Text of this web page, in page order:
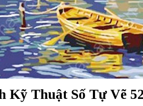
Kỹ Thuật Số Tự Vẽ